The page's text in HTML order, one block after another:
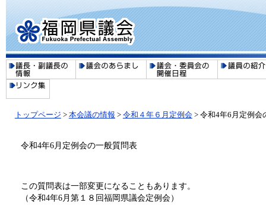
トップページ > 本会議の情報 > 令和４年６月定例会> 令和4年6月定例会
令和4年6月定例会の一般質問表
この質問表は一部変更になることもあります。
（令和4年6月第１８回福岡県議会定例会）